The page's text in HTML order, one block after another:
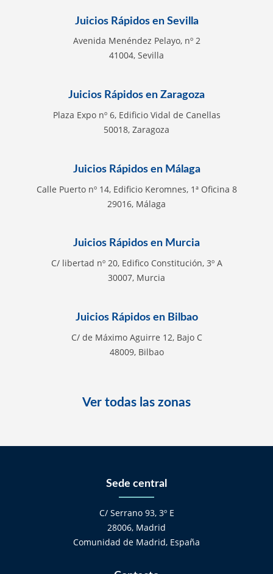
Juicios Rápidos en Sevilla
Avenida Menéndez Pelayo, nº 2
41004, Sevilla
Juicios Rápidos en Zaragoza
Plaza Expo nº 6, Edificio Vidal de Canellas
50018, Zaragoza
Juicios Rápidos en Málaga
Calle Puerto nº 14, Edificio Keromnes, 1ª Oficina 8
29016, Málaga
Juicios Rápidos en Murcia
C/ libertad nº 20, Edifico Constitución, 3º A
30007, Murcia
Juicios Rápidos en Bilbao
C/ de Máximo Aguirre 12, Bajo C
48009, Bilbao
Ver todas las zonas
Sede central
C/ Serrano 93, 3º E
28006, Madrid
Comunidad de Madrid, España